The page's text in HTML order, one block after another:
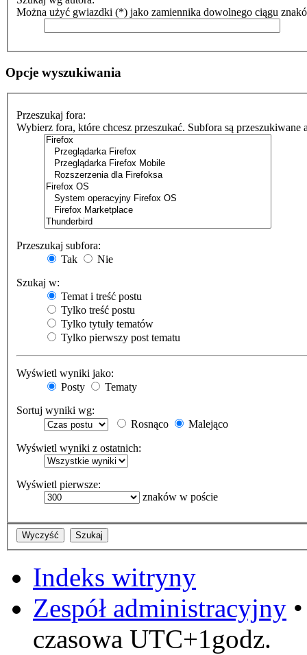
Można użyć gwiazdki (*) jako zamiennika dowolnego ciągu
Opcje wyszukiwania
Przeszukaj fora:
Wybierz fora, które chcesz przeszukać. Subfora są
Przeszukaj subfora:
Tak
Nie
Szukaj w:
Temat i treść postu
Tylko treść postu
Tylko tytuły tematów
Tylko pierwszy post tematu
Wyświetl wyniki jako:
Posty
Tematy
Sortuj wyniki wg:
Rosnąco
Malejąco
Wyświetl wyniki z ostatnich:
Wyświetl pierwsze:
znaków w poście
Indeks witryny
Zespół administracyjny
czasowa UTC+1godz.